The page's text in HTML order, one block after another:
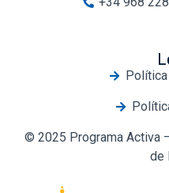
© 2025 Programa Activa
de